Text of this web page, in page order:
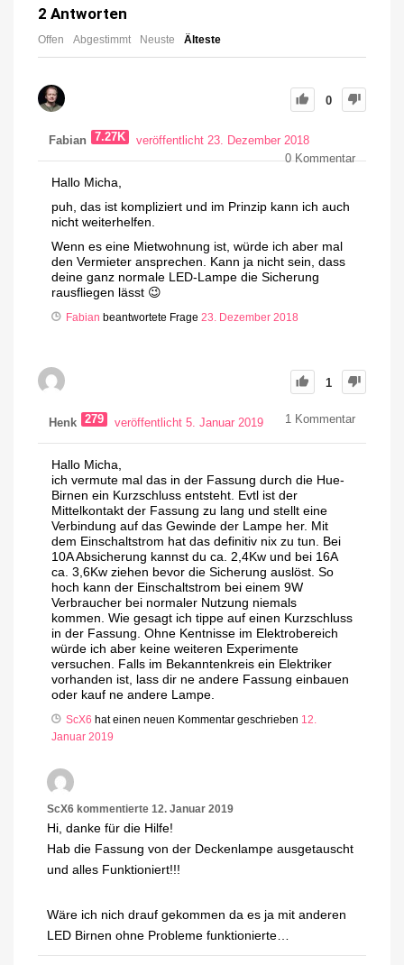
2 Antworten
Offen Abgestimmt Neuste Älteste
0
Fabian 7.27K
veröffentlicht 23. Dezember 2018
0Kommentar
Hallo Micha,
puh, das ist kompliziert und im Prinzip kann ich auch
nicht weiterhelfen.
Wenn es eine Mietwohnung ist, würde ich aber mal
den Vermieter ansprechen. Kann ja nicht sein, dass
deine ganz normale LED-Lampe die Sicherung
rausfliegen lässt 😉
Fabian beantwortete Frage 23. Dezember 2018
1
Henk 279 veröffentlicht 5. Januar 2019 1 Kommentar
Hallo Micha,
ich vermute mal das in der Fassung durch die Hue-
Birnen ein Kurzschluss entsteht. Evtl ist der
Mittelkontakt der Fassung zu lang und stellt eine
Verbindung auf das Gewinde der Lampe her. Mit
dem Einschaltstrom hat das definitiv nix zu tun. Bei
10A Absicherung kannst du ca. 2,4Kw und bei 16A
ca. 3,6Kw ziehen bevor die Sicherung auslöst. So
hoch kann der Einschaltstrom bei einem 9W
Verbraucher bei normaler Nutzung niemals
kommen. Wie gesagt ich tippe auf einen Kurzschluss
in der Fassung. Ohne Kentnisse im Elektrobereich
würde ich aber keine weiteren Experimente
versuchen. Falls im Bekanntenkreis ein Elektriker
vorhanden ist, lass dir ne andere Fassung einbauen
oder kauf ne andere Lampe.
ScX6 hat einen neuen Kommentar geschrieben 12.
Januar 2019
ScX6 kommentierte 12. Januar 2019
Hi, danke für die Hilfe!
Hab die Fassung von der Deckenlampe ausgetauscht
und alles Funktioniert!!!
Wäre ich nich drauf gekommen da es ja mit anderen
LED Birnen ohne Probleme funktionierte…